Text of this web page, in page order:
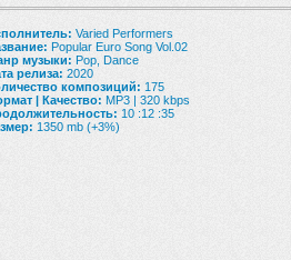
Varied Performers
Popular Euro Song Vol.02
музыки: Pop, Dance
релиза: 2020
композиций: 175
| Качество: MP3 | 320 kbps
10 :12 :35
1350 mb (+3%)